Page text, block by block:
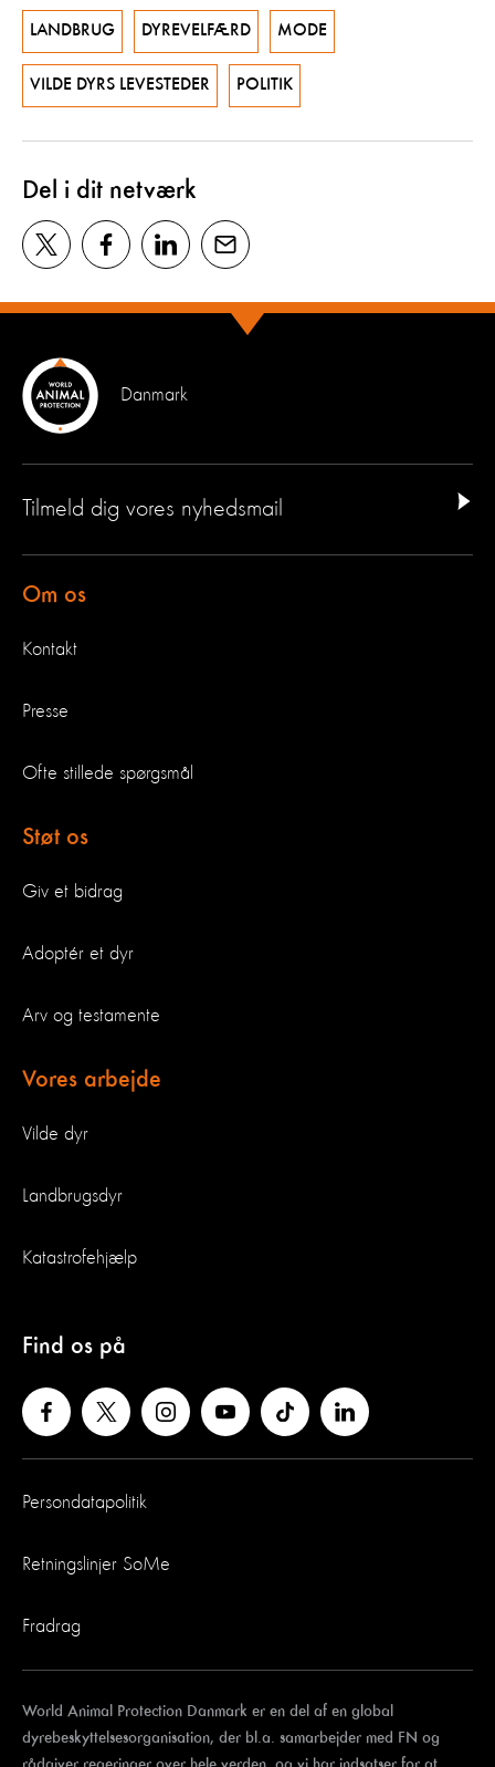
LANDBRUG DYREVELFÆRD MODE
VILDE DYRS LEVESTEDER POLITIK
Del i dit netværk
Danmark
Tilmeld dig vores nyhedsmail
Om os
Kontakt
Presse
Ofte stillede spørgsmål
Støt os
Giv et bidrag
Adoptér et dyr
Arv og testamente
Vores arbejde
Vilde dyr
Landbrugsdyr
Katastrofehjælp
Find os på
Persondatapolitik
Retningslinjer SoMe
Fradrag
World Animal Protection Danmark er en del af en global
dyrebeskyttelsesorganisation, der bl.a. samarbejder med FN og
rådgiver regeringer over hele verden, og vi har indsatser for at